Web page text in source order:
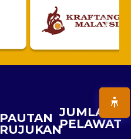
PAUTAN
RUJUKAN
JUMLAH
PELAWAT